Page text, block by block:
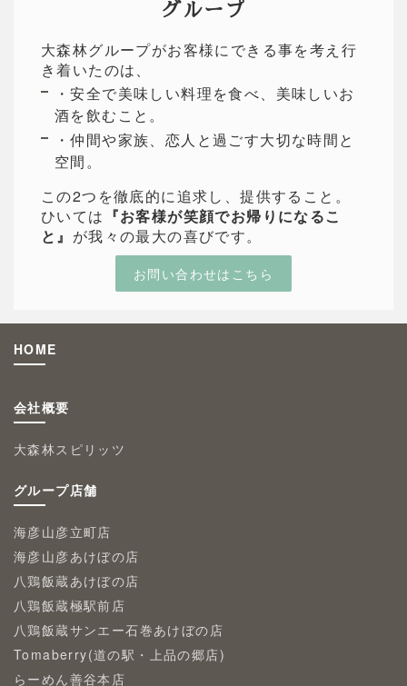
グループ
大森林グループがお客様にできる事を考え行
き着いたのは、
・安全で美味しい料理を食べ、美味しいお
酒を飲むこと。
・仲間や家族、恋人と過ごす大切な時間と
空間。
この2つを徹底的に追求し、提供すること。
ひいては 『お客様が笑顔でお帰りになるこ
と』 が我々の最大の喜びです。
お問い合わせはこちら
HOME
会社概要
大森林スピリッツ
グループ店舗
海彦山彦立町店
海彦山彦あけぼの店
八鶏飯蔵あけぼの店
八鶏飯蔵極駅前店
八鶏飯蔵サンエー石巻あけぼの店
Tomaberry(道の駅・上品の郷店)
らーめん善谷本店